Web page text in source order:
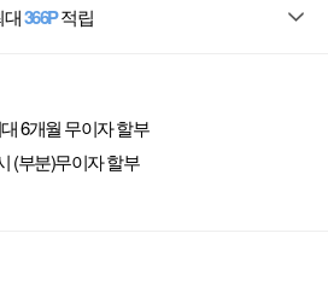
대366P적립
6개월 무이자 할부
(부분)무이자 할부